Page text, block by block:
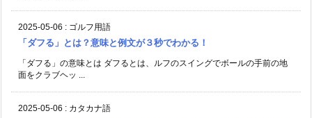
2025-05-06 : ゴルフ用語
「ダフる」とは？意味と例文が３秒でわかる！
「ダフる」の意味とは ダフるとは、ルフのスイングでボールの手前の地
面をクラブヘッ ...
2025-05-06 : カタカナ語